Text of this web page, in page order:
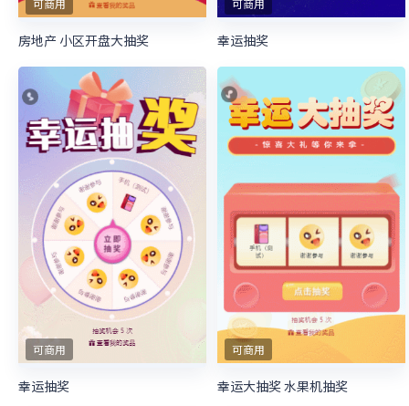
可商用
房地产 小区开盘大抽奖
可商用
幸运抽奖
可商用
幸运抽奖
可商用
幸运大抽奖 水果机抽奖